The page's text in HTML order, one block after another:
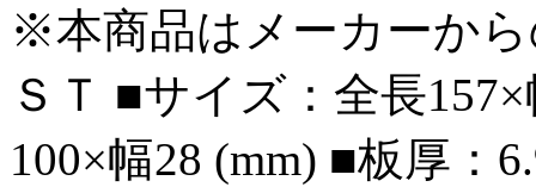
※本商品はメーカーか
ＳＴ ■サイズ：全長
100×幅28 (mm) ■板厚：